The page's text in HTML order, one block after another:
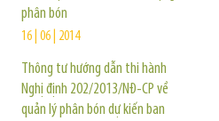
phân bón
16 | 06 | 2014
Thông tư hướng dẫn thi hành
Nghị định 202/2013/NĐ-CP về
quản lý phân bón dự kiến ban